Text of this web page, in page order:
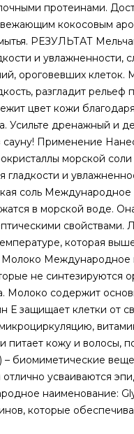
протеинами.
кокосовым
РЕЗУЛЬТАТ
и увлажненности,
ороговевших клеток.
разгладит рельеф
цвет кожи
Усильте дренажный и
Применение
морской
и
соль Международное
в морской воде.
свойствами.
которая выше
Молоко
не синтезируются
Молоко содержит
Е защищает клетки от
кожу и волосы,
– биомиметические
усваиваются
наименование:
которые